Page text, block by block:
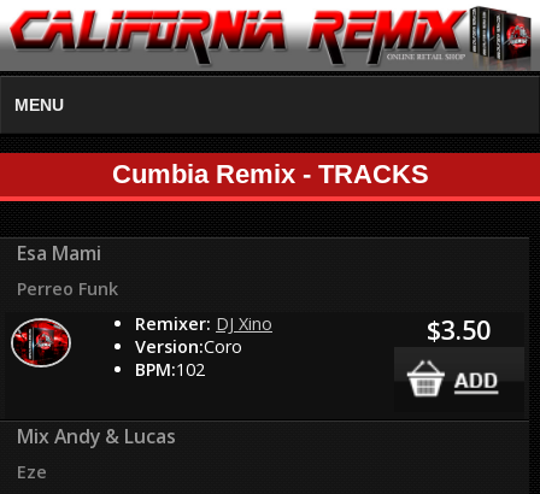
MENU
Cumbia Remix - TRACKS
Esa Mami
Perreo Funk
Remixer: DJ Xino
Version:Coro
BPM:102
$3.50
Mix Andy & Lucas
Eze